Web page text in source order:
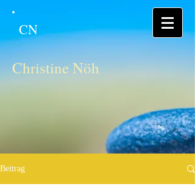
CN
Christine Nöh
Beitrag